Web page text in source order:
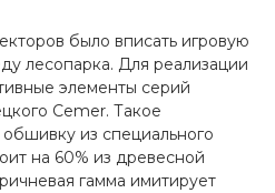
было вписать игровую
лесопарка. Для реализации
элементы серий
Cemer. Такое
из специального
на 60% из древесной
гамма имитирует